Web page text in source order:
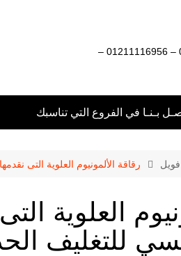
التعبئة و التغليف 01211116954 – 01211116956 –
بـنـا في الفروع التي تناسبك
رقاقة الألمونيوم العلوية التى
العلوية
للتغليف